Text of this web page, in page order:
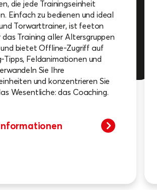
die jede Trainingseinheit
Einfach zu bedienen und ideal
Torwarttrainer, ist feeton
Training aller Altersgruppen
bietet Offline-Zugriff auf
Tipps, Feldanimationen und
Sie Ihre
und konzentrieren Sie
Wesentliche: das Coaching.